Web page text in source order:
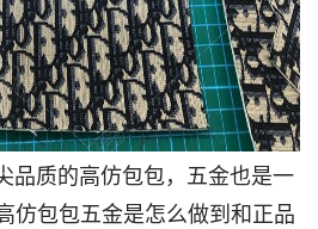
质的高仿包包，五金也是一
仿包包五金是怎么做到和正品